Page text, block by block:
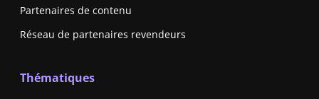
Partenaires de contenu
Réseau de partenaires revendeurs
Thématiques